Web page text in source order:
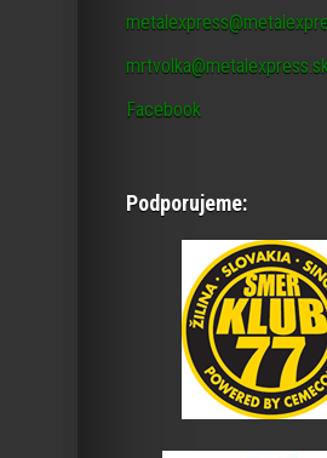
mrtvolka@metalexpress.sk
Facebook
Podporujeme: